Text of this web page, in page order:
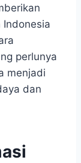
perlunya
menjadi
dan